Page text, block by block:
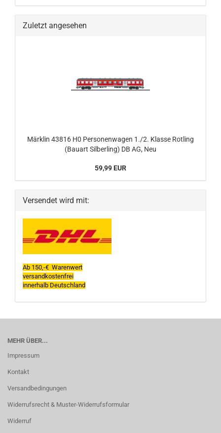
Zuletzt angesehen
Märklin 43816 H0 Personenwagen 1./2. Klasse Rotling
(Bauart Silberling) DB AG, Neu
59,99 EUR
Versendet wird mit:
Ab 150,-€ Warenwert
versandkostenfrei
innerhalb Deutschland
MEHR ÜBER...
Impressum
Kontakt
Versandbedingungen
Widerrufsrecht & Muster-Widerrufsformular
Widerruf